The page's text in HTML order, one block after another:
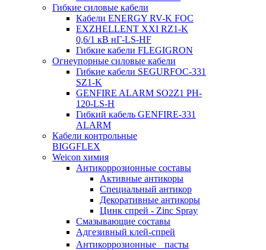
Гибкие силовые кабели
Кабели ENERGY RV-K FOC
EXZHELLENT XXI RZ1-K
0,6/1 кВ нГ-LS-HF
Гибкие кабели FLEGIGRON
Огнеупорные силовые кабели
Гибкие кабели SEGURFOC-331
SZ1-K
GENFIRE ALARM SO2Z1 PH-
120-LS-H
Гибкий кабель GENFIRE-331
ALARM
Кабели контрольные
BIGGFLEX
Weicon химия
Антикоррозионные составы
Активные антикоры
Специальный антикор
Декоративные антикоры
Цинк спрей - Zinc Spray
Смазывающие составы
Адгезивный клей-спрей
Антикоррозионные пасты